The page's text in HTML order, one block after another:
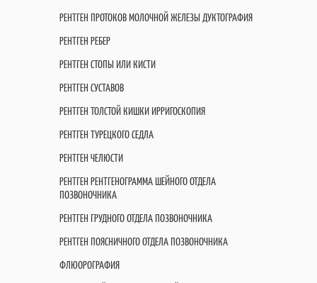
РЕНТГЕН ПРОТОКОВ МОЛОЧНОЙ ЖЕЛЕЗЫ ДУКТОГРАФИЯ
РЕНТГЕН РЕБЕР
РЕНТГЕН СТОПЫ ИЛИ КИСТИ
РЕНТГЕН СУСТАВОВ
РЕНТГЕН ТОЛСТОЙ КИШКИ ИРРИГОСКОПИЯ
РЕНТГЕН ТУРЕЦКОГО СЕДЛА
РЕНТГЕН ЧЕЛЮСТИ
РЕНТГЕН РЕНТГЕНОГРАММА ШЕЙНОГО ОТДЕЛА
ПОЗВОНОЧНИКА
РЕНТГЕН ГРУДНОГО ОТДЕЛА ПОЗВОНОЧНИКА
РЕНТГЕН ПОЯСНИЧНОГО ОТДЕЛА ПОЗВОНОЧНИКА
ФЛЮОРОГРАФИЯ